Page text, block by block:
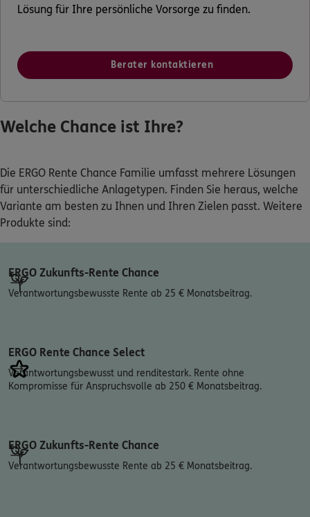
Lösung für Ihre persönliche Vorsorge zu finden.
Berater kontaktieren
Welche Chance ist Ihre?
Die ERGO Rente Chance Familie umfasst mehrere Lösungen
für unterschiedliche Anlagetypen. Finden Sie heraus, welche
Variante am besten zu Ihnen und Ihren Zielen passt. Weitere
Produkte sind:
ERGO Zukunfts-Rente Chance
Verantwortungsbewusste Rente ab 25 € Monatsbeitrag.
ERGO Rente Chance Select
Verantwortungsbewusst und renditestark. Rente ohne
Kompromisse für Anspruchsvolle ab 250 € Monatsbeitrag.
ERGO Zukunfts-Rente Chance
Verantwortungsbewusste Rente ab 25 € Monatsbeitrag.